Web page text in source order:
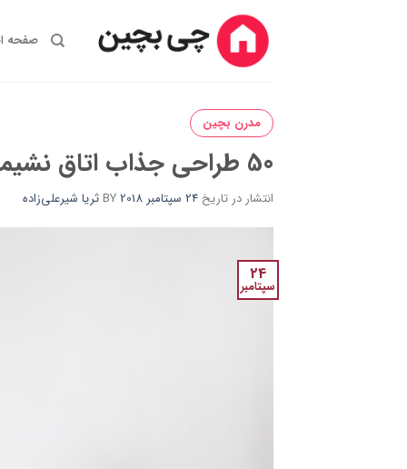
صفحه
مدرن بچین
50 طراحی جذاب اتاق نشیمن برای دوستداران سبک مینیمال
انتشار در تاریخ 24 سپتامبر 2018 BYثریا شیرعلی‌زاده
24
سپتامبر